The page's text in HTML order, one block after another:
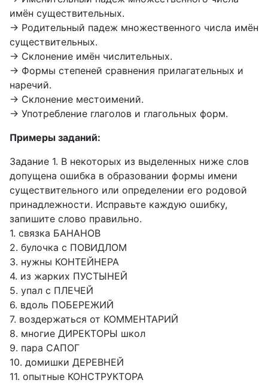
имён существительных.
→ Родительный падеж множественного числа имён
существительных.
→ Склонение имён числительных.
→ Формы степеней сравнения прилагательных и
наречий.
→ Склонение местоимений.
→ Употребление глаголов и глагольных форм.
Примеры заданий:
Задание 1. В некоторых из выделенных ниже слов
допущена ошибка в образовании формы имени
существительного или определении его родовой
принадлежности. Исправьте каждую ошибку,
запишите слово правильно.
1. связка БАНАНОВ
2. булочка с ПОВИДЛОМ
3. нужны КОНТЕЙНЕРА
4. из жарких ПУСТЫНЕЙ
5. упал с ПЛЕЧЕЙ
6. вдоль ПОБЕРЕЖИЙ
7. воздержаться от КОММЕНТАРИЙ
8. многие ДИРЕКТОРЫ школ
9. пара САПОГ
10. домишки ДЕРЕВНЕЙ
11. опытные КОНСТРУКТОРА